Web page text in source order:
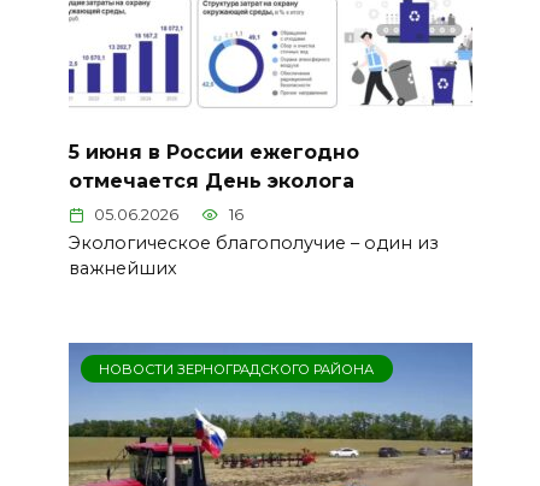
5 июня в России ежегодно
отмечается День эколога
05.06.2026 16
Экологическое благополучие – один из
важнейших
НОВОСТИ ЗЕРНОГРАДСКОГО РАЙОНА